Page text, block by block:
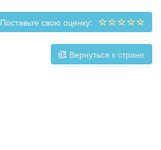
Поставьте свою оценку:
Вернуться к стране